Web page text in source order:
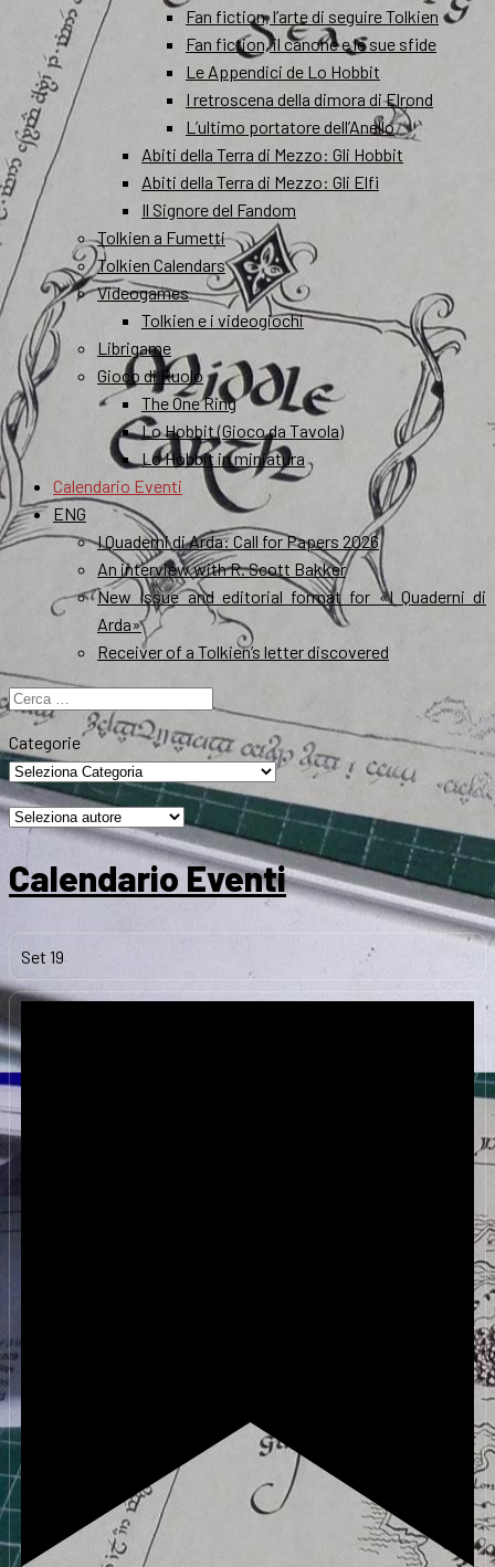
Fan fiction, l’arte di seguire Tolkien
Fan fiction, il canone e le sue sfide
Le Appendici de Lo Hobbit
I retroscena della dimora di Elrond
L’ultimo portatore dell’Anello
Abiti della Terra di Mezzo: Gli Hobbit
Abiti della Terra di Mezzo: Gli Elfi
Il Signore del Fandom
Tolkien a Fumetti
Tolkien Calendars
Videogames
Tolkien e i videogiochi
Librigame
Gioco di Ruolo
The One Ring
Lo Hobbit (Gioco da Tavola)
Lo Hobbit in miniatura
Calendario Eventi
ENG
I Quaderni di Arda: Call for Papers 2026
An interview with R. Scott Bakker
New Issue and editorial format for «I Quaderni di
Arda»
Receiver of a Tolkien’s letter discovered
Ricerca
per:
Categorie
Calendario Eventi
Set 19